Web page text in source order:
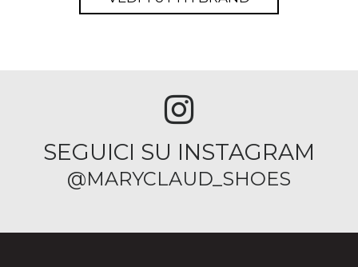
SEGUICI SU INSTAGRAM
@MARYCLAUD_SHOES